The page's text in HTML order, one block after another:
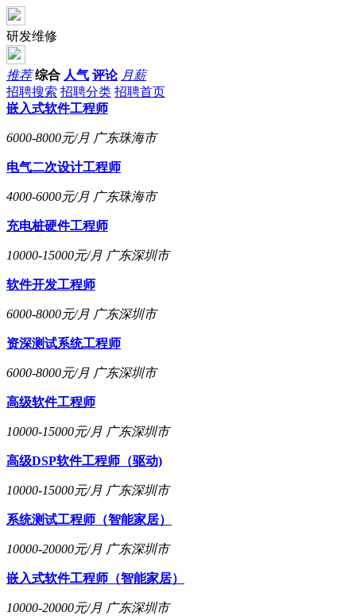
研发维修
推荐 综合 人气 评论 月薪
招聘搜索 招聘分类 招聘首页
嵌入式软件工程师
6000-8000元/月 广东珠海市
电气二次设计工程师
4000-6000元/月 广东珠海市
充电桩硬件工程师
10000-15000元/月 广东深圳市
软件开发工程师
6000-8000元/月 广东深圳市
资深测试系统工程师
6000-8000元/月 广东深圳市
高级软件工程师
10000-15000元/月 广东深圳市
高级DSP软件工程师（驱动)
10000-15000元/月 广东深圳市
系统测试工程师（智能家居）
10000-20000元/月 广东深圳市
嵌入式软件工程师（智能家居）
10000-20000元/月 广东深圳市